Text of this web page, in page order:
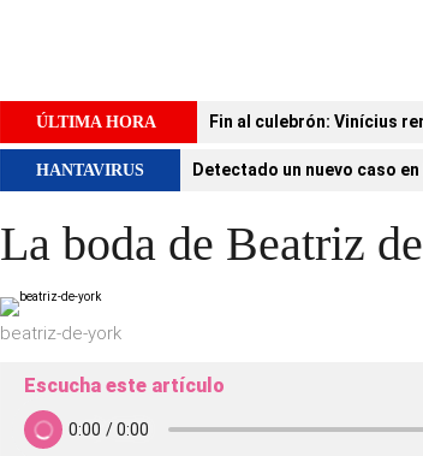
ÚLTIMA HORA Fin al culebrón: Vinícius
HANTAVIRUS Detectado un nuevo caso en
La boda de Beatriz
beatriz-de-york
Escucha este artículo